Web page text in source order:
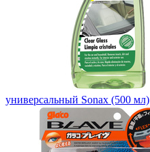
универсальный Sonax (500 мл)